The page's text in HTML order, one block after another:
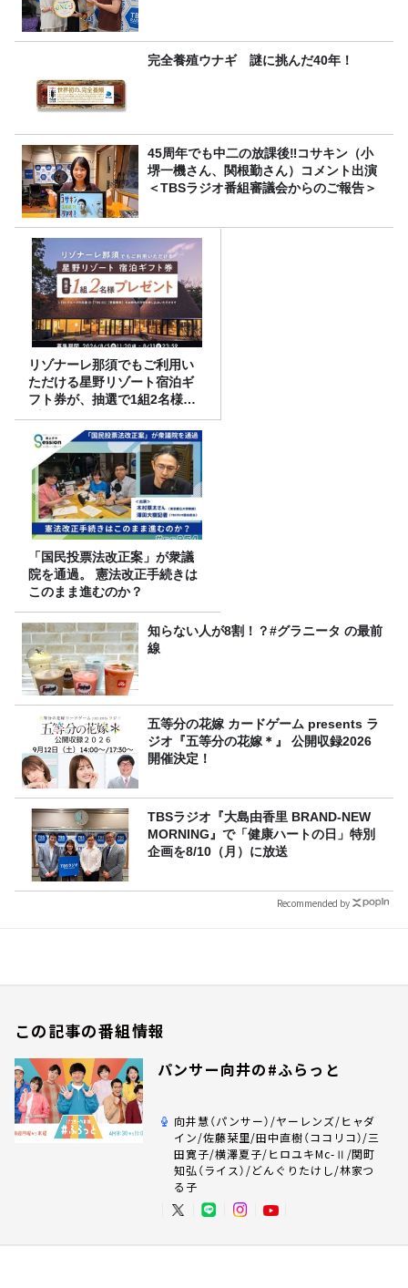
完全養殖ウナギ 謎に挑んだ40年！
45周年でも中二の放課後‼コサキン（小
堺一機さん、関根勤さん）コメント出演
＜TBSラジオ番組審議会からのご報告＞
リゾナーレ那須でもご利用い
ただける星野リゾート宿泊ギ
フト券が、抽選で1組2名様に
プレゼント！
「国民投票法改正案」が衆議
院を通過。 憲法改正手続きは
このまま進むのか？
知らない人が8割！？#グラニータ の最前
線
五等分の花嫁 カードゲーム presents ラ
ジオ『五等分の花嫁＊』 公開収録2026
開催決定！
TBSラジオ『大島由香里 BRAND-NEW
MORNING』で「健康ハートの日」特別
企画を8/10（月）に放送
Recommended by
この記事の番組情報
パンサー向井の#ふらっと
向井慧（パンサー）/ヤーレンズ/ヒャダ
イン/佐藤栞里/田中直樹（ココリコ）/三
田寛子/横澤夏子/ヒロユキMc-Ⅱ/関町
知弘（ライス）/どんぐりたけし/林家つ
る子